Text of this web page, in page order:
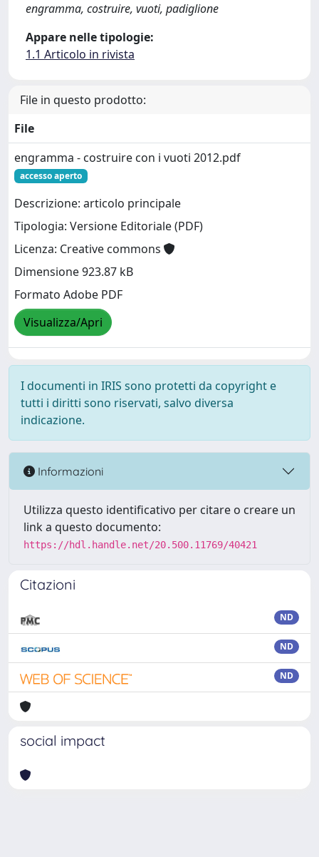
engramma, costruire, vuoti, padiglione
Appare nelle tipologie:
1.1 Articolo in rivista
File in questo prodotto:
File
engramma - costruire con i vuoti 2012.pdf
accesso aperto
Descrizione: articolo principale
Tipologia: Versione Editoriale (PDF)
Licenza: Creative commons
Dimensione 923.87 kB
Formato Adobe PDF
Visualizza/Apri
I documenti in IRIS sono protetti da copyright e
tutti i diritti sono riservati, salvo diversa
indicazione.
Informazioni
Utilizza questo identificativo per citare o creare un
link a questo documento:
https://hdl.handle.net/20.500.11769/40421
Citazioni
ND
ND
ND
social impact